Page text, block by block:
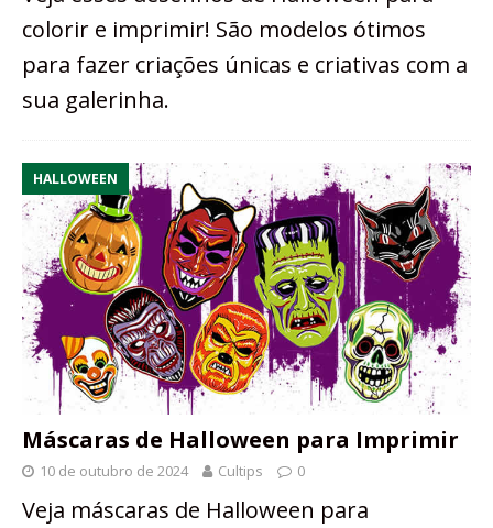
colorir e imprimir! São modelos ótimos
para fazer criações únicas e criativas com a
sua galerinha.
HALLOWEEN
Máscaras de Halloween para Imprimir
10 de outubro de 2024 Cultips 0
Veja máscaras de Halloween para